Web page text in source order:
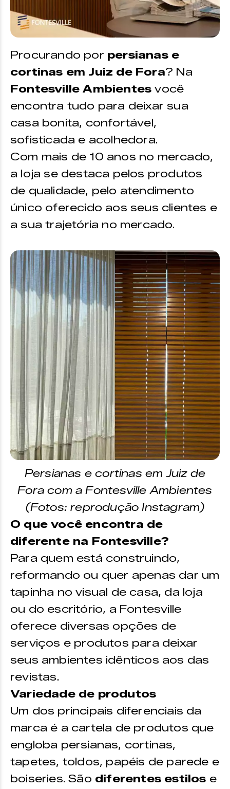
Procurando por persianas e
cortinas em Juiz de Fora? Na
Fontesville Ambientes você
encontra tudo para deixar sua
casa bonita, confortável,
sofisticada e acolhedora.
Com mais de 10 anos no mercado,
a loja se destaca pelos produtos
de qualidade, pelo atendimento
único oferecido aos seus clientes e
a sua trajetória no mercado.
Persianas e cortinas em Juiz de
Fora com a Fontesville Ambientes
(Fotos: reprodução Instagram)
O que você encontra de
diferente na Fontesville?
Para quem está construindo,
reformando ou quer apenas dar um
tapinha no visual de casa, da loja
ou do escritório, a Fontesville
oferece diversas opções de
serviços e produtos para deixar
seus ambientes idênticos aos das
revistas.
Variedade de produtos
Um dos principais diferenciais da
marca é a cartela de produtos que
engloba persianas, cortinas,
tapetes, toldos, papéis de parede e
boiseries. São diferentes estilos e